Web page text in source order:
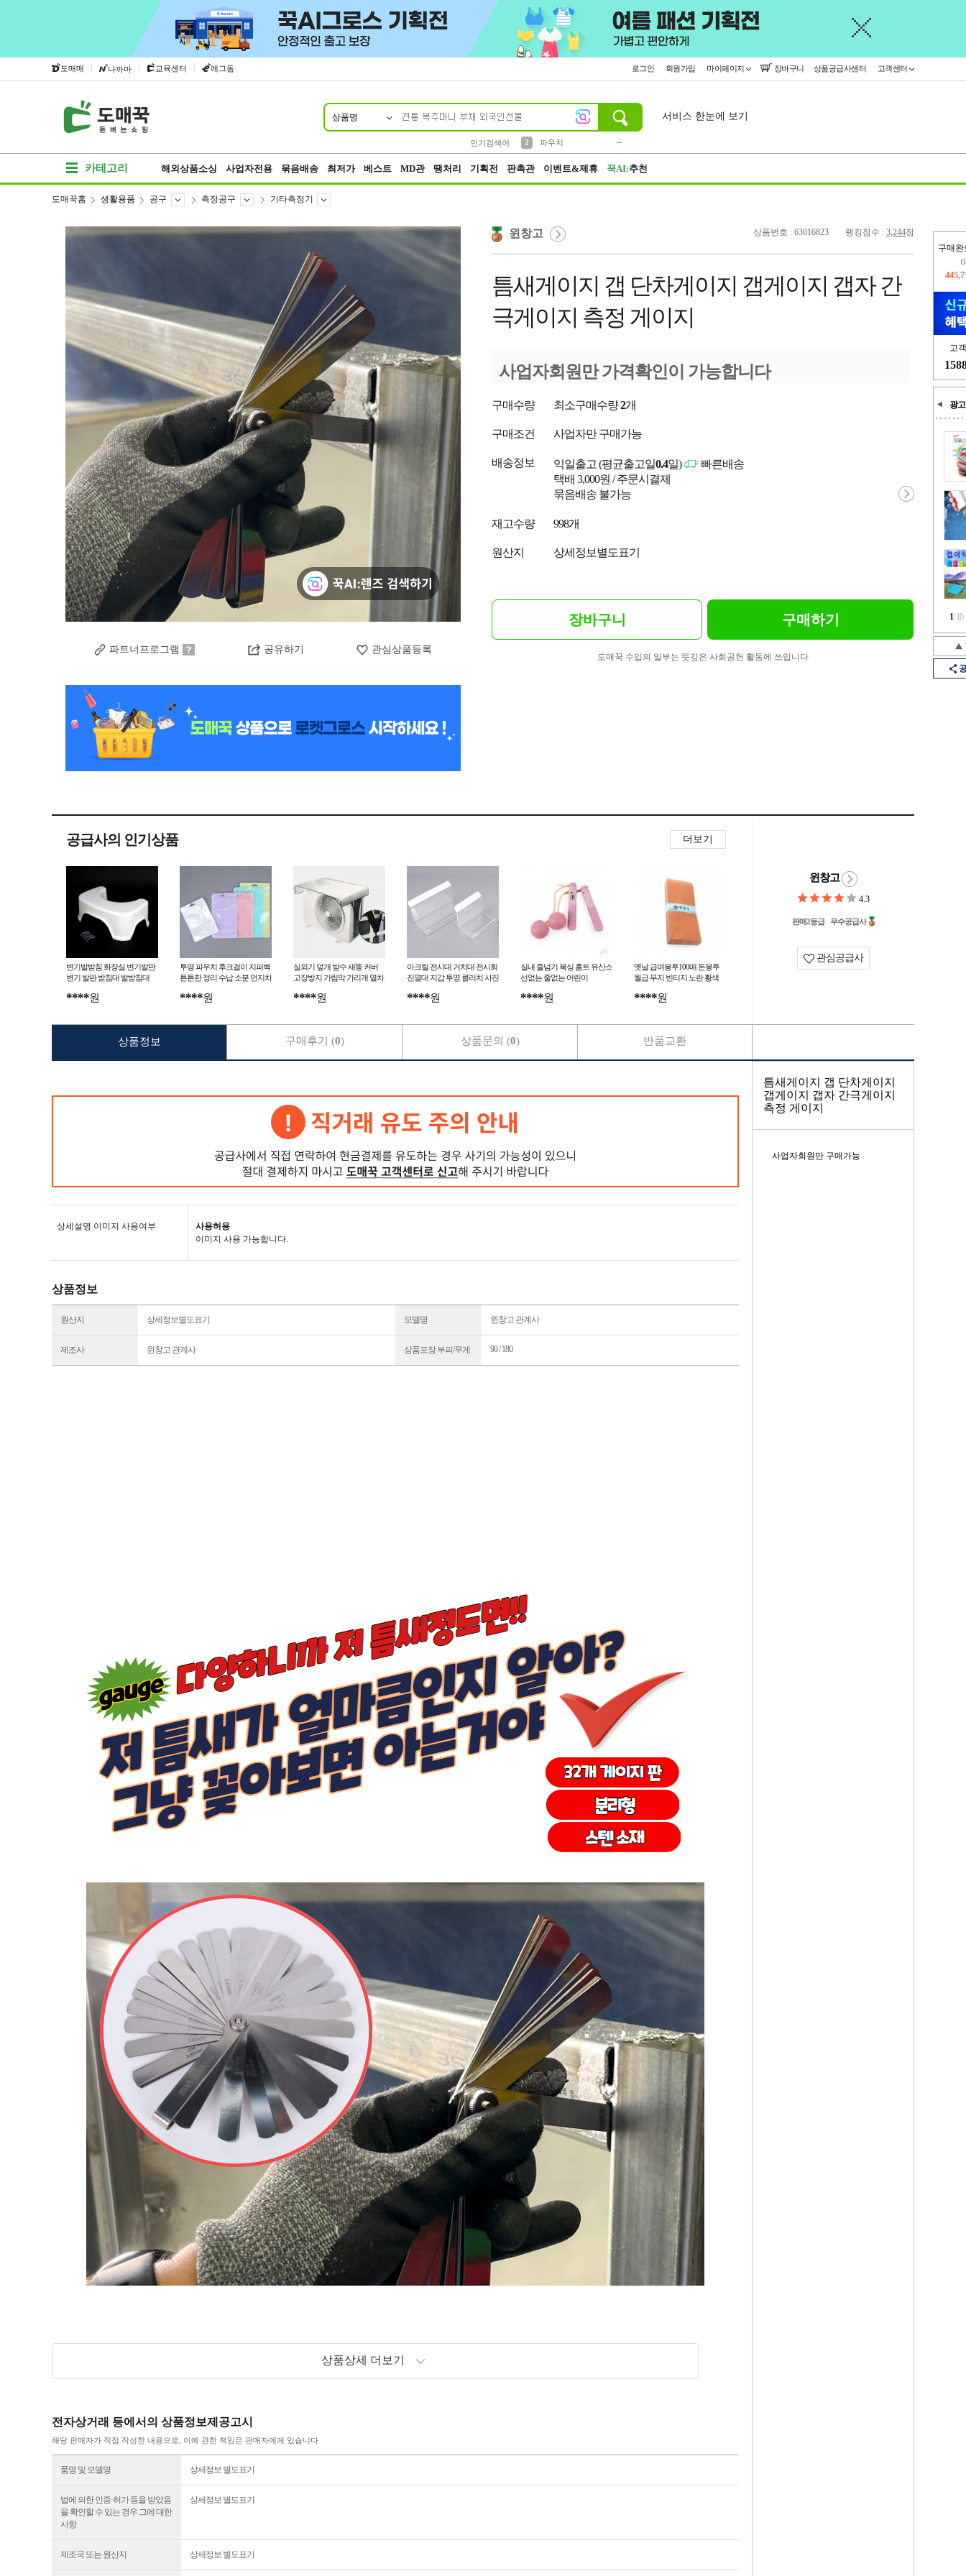
도매매 | 나까마 | 교육센터 | 에그돔 로그인 회원가입 마이페이지 장바구니 상품공급사센터 고객센터
상품명
인기검색어
2
파우치
서비스 한눈에 보기
카테고리 해외상품소싱 사업자전용 묶음배송 최저가 베스트 MD관 땡처리 기획전 판촉관 이벤트&제휴 꾹AI:추천
구매완
오
고
광고
1/10
도매꾹홈 생활용품 공구 측정공구 기타측정기
파트너프로그램 공유하기 관심상품등록
상품번호 : 63016823 랭킹점수 : 3,244점
윈창고
틈새게이지 갭 단차게이지 갭게이지 갭자 간
극게이지 측정 게이지
사업자회원만 가격확인이 가능합니다
구매수량 최소구매수량2개
구매조건 사업자만 구매가능
배송정보 익일출고 (평균출고일0.4일)
빠른배송
택배 3,000원 / 주문시결제
묶음배송 불가능
재고수량 998개
원산지 상세정보별도표기
장바구니 구매하기
도매꾹 수입의 일부는 뜻깊은 사회공헌 활동에 쓰입니다
공급사의 인기상품 더보기
변기발받침 화장실 변기발판
변기 발판 받침대 발받침대
****원
투명 파우치 후크걸이 지퍼백
튼튼한 정리 수납 소분 먼지차
****원
실외기 덮개 방수 새똥 커버
고장방지 가림막 가리개 열차
****원
아크릴 전시대 거치대 전시회
진열대 지갑 투명 클러치 사진
****원
실내 줄넘기 복싱 홈트 유산소
선없는 줄없는 어린이
****원
옛날 급여봉투100매 돈봉투
월급 무지 빈티지 노란 황색
****원
윈창고
4.3
판매2등급 우수공급사
관심공급사
상세설명 이미지 사용여부
사용허용
이미지 사용 가능합니다.
상품정보
원산지 상세정보별도표기 모델명 윈창고 관계사
제조사 윈창고 관계사 상품포장 부피/무게 90 / 180
상품상세 더보기
전자상거래 등에서의 상품정보제공고시
해당 판매자가 직접 작성한 내용으로, 이에 관한 책임은 판매자에게 있습니다
품명 및 모델명 상세정보 별도표기
법에 의한 인증·허가 등을 받았음
을 확인할 수 있는 경우 그에 대한
사항
상세정보 별도표기
제조국 또는 원산지 상세정보 별도표기
상품정보 구매후기 (0) 상품문의 (0) 반품교환
틈새게이지 갭 단차게이지
갭게이지 갭자 간극게이지
측정 게이지
사업자회원만 구매가능